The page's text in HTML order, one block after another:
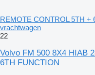
REMOTE CONTROL 5TH +
vrachtwagen
22
Volvo FM 500 8X4 HIAB
6TH FUNCTION